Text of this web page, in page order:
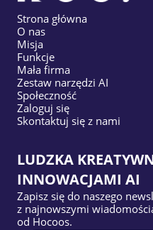
Strona główna
O nas
Misja
Funkcje
Mała firma
Zestaw narzędzi AI
Społeczność
Zaloguj się
Skontaktuj się z nami
LUDZKA
INNOWACJAMI AI
Zapisz się do naszego
z najnowszymi
od Hocoos.